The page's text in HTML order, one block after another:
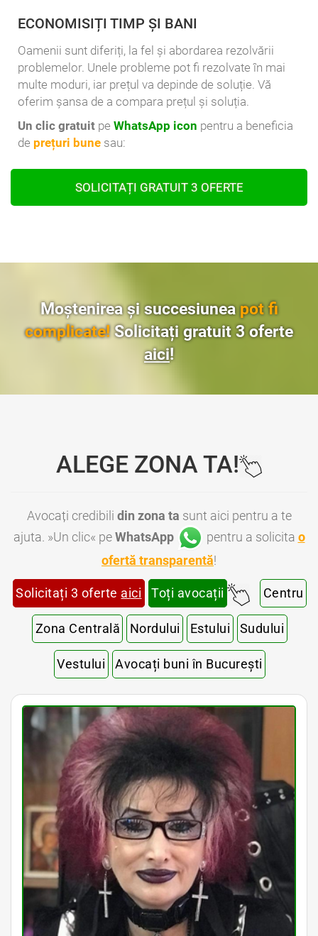
ECONOMISIȚI TIMP ȘI BANI
Oamenii sunt diferiți, la fel și abordarea rezolvării
problemelor. Unele probleme pot fi rezolvate în mai
multe moduri, iar prețul va depinde de soluție. Vă
oferim șansa de a compara prețul și soluția.
Un clic gratuit pe WhatsApp icon pentru a beneficia
de prețuri bune sau:
SOLICITAȚI GRATUIT 3 OFERTE
Moștenirea și succesiuneapot fi
complicate!Solicitați gratuit 3 oferte
aici!
ALEGE ZONA TA!
Avocați credibili din zona ta sunt aici pentru a te
ajuta. »Un clic« peWhatsApp pentru a solicita o
ofertă transparentă!
Solicitați 3 oferte aici Toți avocații Centru
Zona Centrală Nordului Estului Sudului
Vestului Avocați buni în București